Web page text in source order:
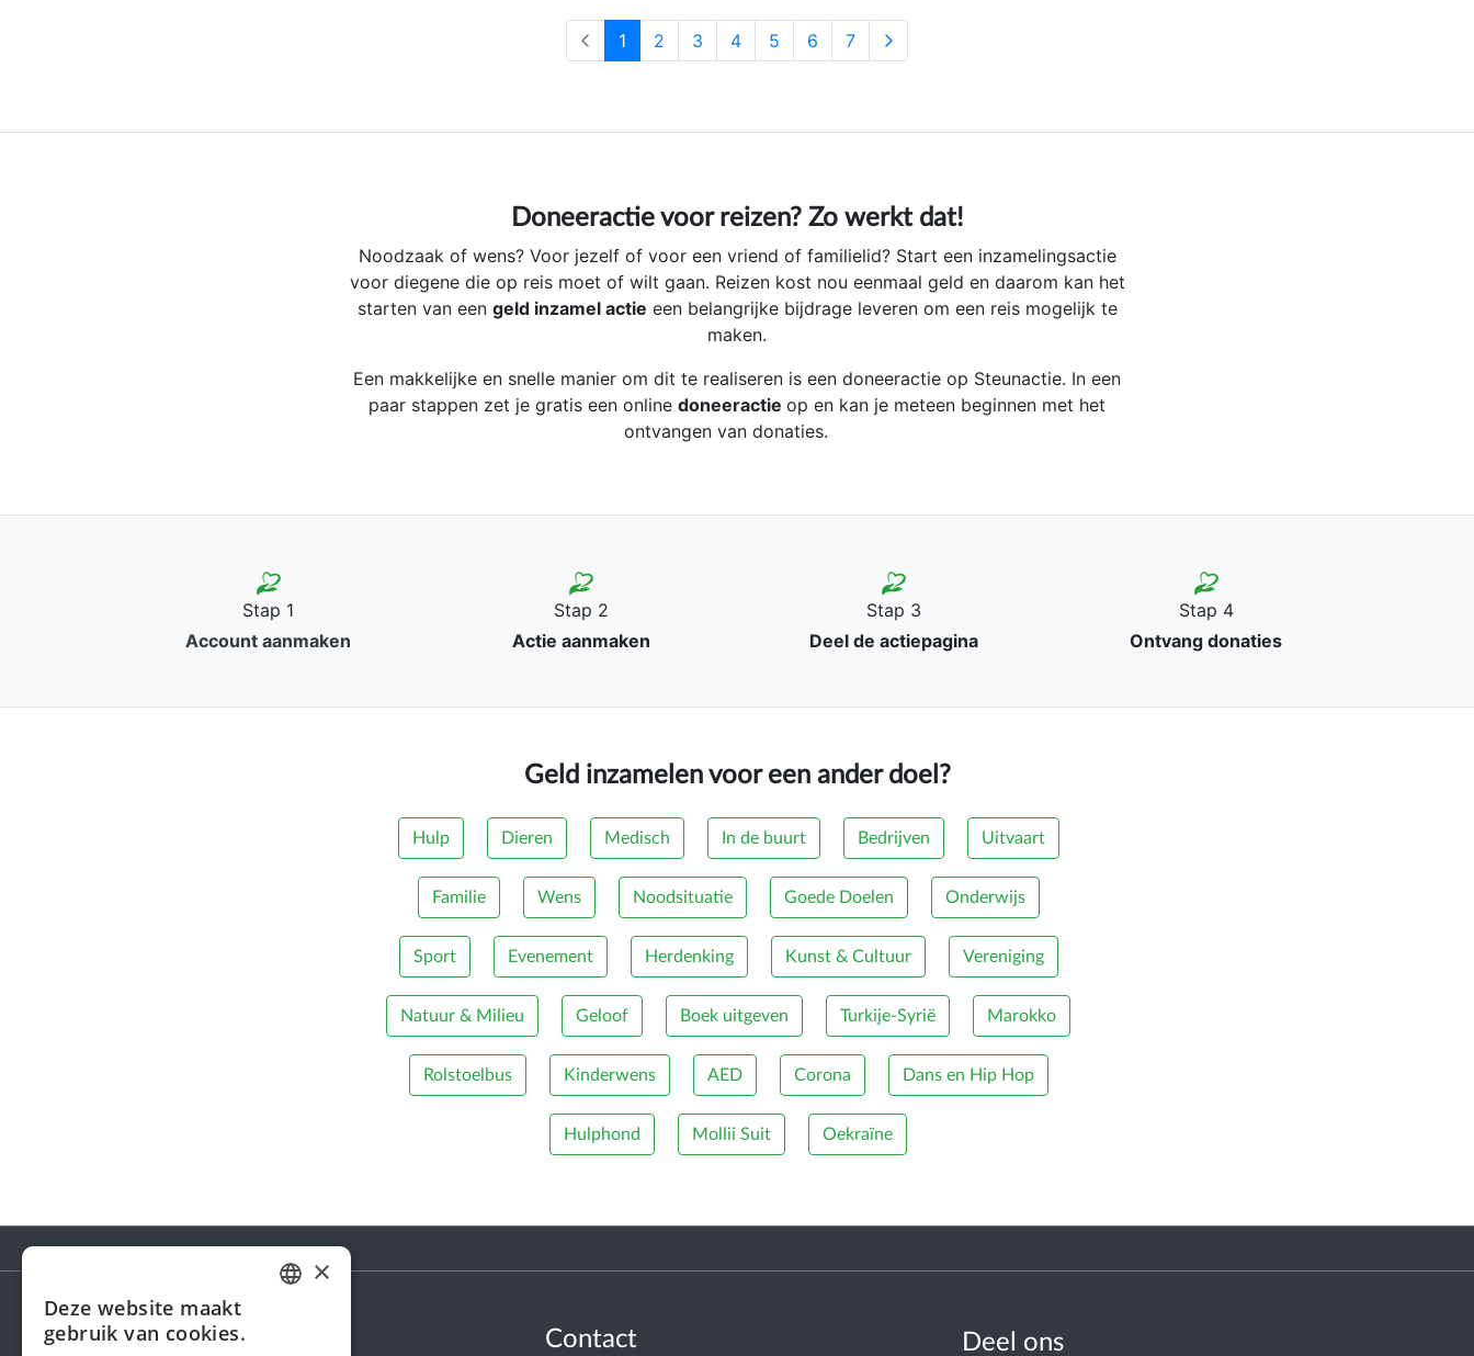
1 2 3 4 5 6 7
Doneeractie voor reizen? Zo werkt dat!
Noodzaak of wens? Voor jezelf of voor een vriend of familielid? Start een inzamelingsactie
voor diegene die op reis moet of wilt gaan. Reizen kost nou eenmaal geld en daarom kan het
starten van een geld inzamel actie een belangrijke bijdrage leveren om een reis mogelijk te
maken.
Een makkelijke en snelle manier om dit te realiseren is een doneeractie op Steunactie. In een
paar stappen zet je gratis een online doneeractie op en kan je meteen beginnen met het
ontvangen van donaties.
Stap 1
Account aanmaken
Stap 2
Actie aanmaken
Stap 3
Deel de actiepagina
Stap 4
Ontvang donaties
Geld inzamelen voor een ander doel?
Hulp Dieren Medisch In de buurt Bedrijven Uitvaart
Familie Wens Noodsituatie Goede Doelen Onderwijs
Sport Evenement Herdenking Kunst & Cultuur Vereniging
Natuur & Milieu Geloof Boek uitgeven Turkije-Syrië Marokko
Rolstoelbus Kinderwens AED Corona Dans en Hip Hop
Hulphond Mollii Suit Oekraïne
Steunactie Contact Deel ons
×
Deze website maakt
gebruik van cookies.